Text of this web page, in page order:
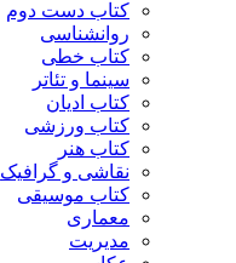
کتاب دست دوم
روانشناسی
کتاب خطی
سینما و تئاتر
کتاب ادیان
کتاب ورزشی
کتاب هنر
نقاشی و گرافیک
کتاب موسیقی
معماری
مدیریت